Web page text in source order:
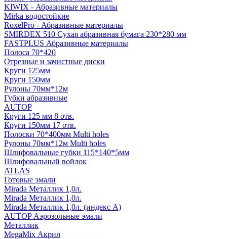
KIWIX - Абразивные материалы
Mirka водостойкие
RoxelPro - Абразивные материалы
SMIRDEX 510 Сухая абразивная бумага 230*280 мм
FASTPLUS Абразивные материалы
Полоса 70*420
Отрезные и зачистные диски
Круги 125мм
Круги 150мм
Рулоны 70мм*12м
Губки абразивные
AUTOP
Круги 125 мм 8 отв.
Круги 150мм 17 отв.
Полоски 70*400мм Multi holes
Рулоны 70мм*12м Multi holes
Шлифовальные губки 115*140*5мм
Шлифовальный войлок
ATLAS
Готовые эмали
Mirada Металлик 1,0л.
Mirada Металлик 1,0л.
Mirada Металлик 1,0л. (индекс А)
AUTOP Аэрозольные эмали
Металлик
MegaMix Акрил